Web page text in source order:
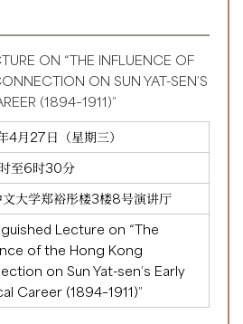
ON “THE INFLUENCE OF
ON SUN YAT-SEN’S
(1894–1911)”
4月27日（星期三）
至6时30分
大学郑裕彤楼3楼8号演讲厅
Lecture on “The
of the Hong Kong
on Sun Yat-sen’s Early
Career (1894–1911)”